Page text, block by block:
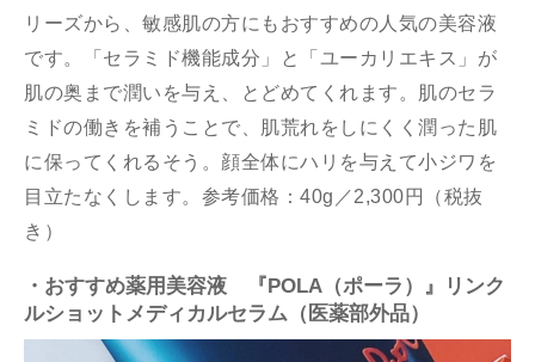
リーズから、敏感肌の方にもおすすめの人気の美容液
です。「セラミド機能成分」と「ユーカリエキス」が
肌の奥まで潤いを与え、とどめてくれます。肌のセラ
ミドの働きを補うことで、肌荒れをしにくく潤った肌
に保ってくれるそう。顔全体にハリを与えて小ジワを
目立たなくします。参考価格：40g／2,300円（税抜
き）
・おすすめ薬用美容液 『POLA（ポーラ）』リンク
ルショットメディカルセラム（医薬部外品）